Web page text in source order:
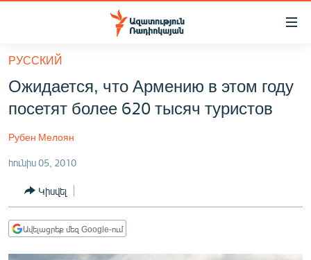
Մատչելիության
հիմնական
բովանդակությանը
հիմնական
մենյուին
ՀԱՅԱՍՏԱՆ
ԸՆՏՐՈՒԹՅՈՒՆՆԵՐ 2026
ԻՐԱՎՈՒՆՔ
ՀԱՍԱՐԱԿՈՒԹՅՈՒՆ
ՏՆՏԵՍՈՒԹՅՈՒՆ
РУССКИЙ
Ожидается, что Армению в этом году
посетят более 620 тысяч туристов
Рубен Мелоян
հունիս 05, 2010
Կիսվել
Ավելացրեք մեզ Google-ում